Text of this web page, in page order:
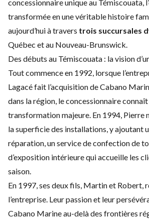
concessionnaire unique au Témiscouata,
transformée en une véritable histoire
aujourd’hui à travers trois succursales
Québec et au Nouveau-Brunswick.
Des débuts au Témiscouata : la vision
Tout commence en 1992, lorsque
Lagacé fait l’acquisition de Cabano
dans la région, le concessionnaire
transformation majeure. En 1994, Pierre
la superficie des installations, y ajoutant
réparation, un service de confection de
d’exposition intérieure qui accueille les
saison.
En 1997, ses deux fils, Martin et Robert,
l’entreprise. Leur passion et leur
Cabano Marine au-delà des frontières